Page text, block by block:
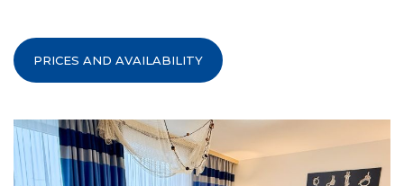
PRICES AND AVAILABILITY